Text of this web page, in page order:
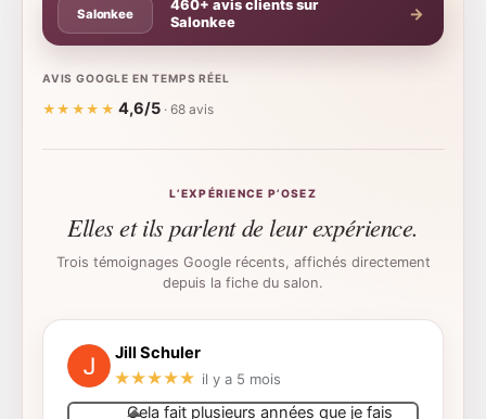
m
460+ avis clients sur
Salonkee
AVIS GOOGLE EN TEMPS RÉEL
★★★★★ 4,6/5 · 68 avis
L’EXPÉRIENCE P’OSEZ
Elles et ils parlent de leur expérience.
Trois témoignages Google récents, affichés directement
depuis la fiche du salon.
Jill Schuler
★★★★★ il y a 5 mois
Cela fait plusieurs années que je fais